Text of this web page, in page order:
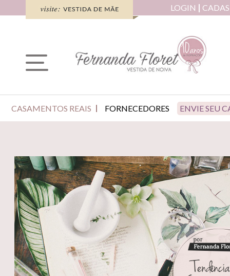
LOGIN
CASAMENTOS REAIS FORNECEDORES ENVIE SEU